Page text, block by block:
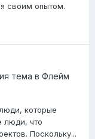
своим опытом.
тема в Флейм
которые
люди, что
Поскольку...